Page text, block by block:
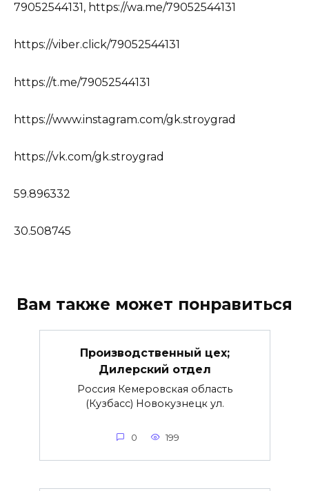
79052544131, https://wa.me/79052544131
https://viber.click/79052544131
https://t.me/79052544131
https://www.instagram.com/gk.stroygrad
https://vk.com/gk.stroygrad
59.896332
30.508745
Вам также может понравиться
Производственный цех;
Дилерский отдел
Россия Кемеровская область
(Кузбасс) Новокузнецк ул.
0 199